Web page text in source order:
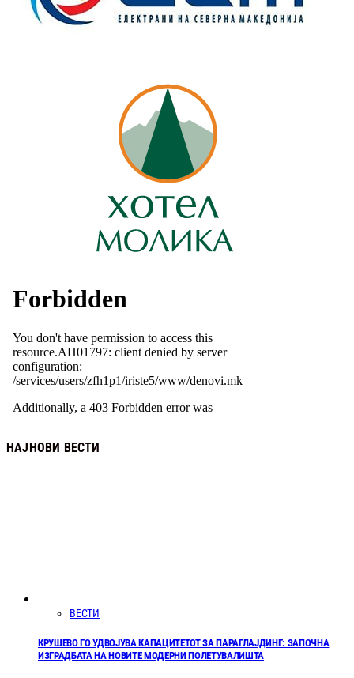
НАЈНОВИ ВЕСТИ
ВЕСТИ
КРУШЕВО ГО УДВОЈУВА КАПАЦИТЕТОТ ЗА ПАРАГЛАЈДИНГ: ЗАПОЧНА
ИЗГРАДБАТА НА НОВИТЕ МОДЕРНИ ПОЛЕТУВАЛИШТА